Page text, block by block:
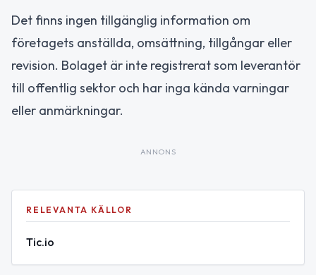
Det finns ingen tillgänglig information om
företagets anställda, omsättning, tillgångar eller
revision. Bolaget är inte registrerat som leverantör
till offentlig sektor och har inga kända varningar
eller anmärkningar.
ANNONS
RELEVANTA KÄLLOR
Tic.io